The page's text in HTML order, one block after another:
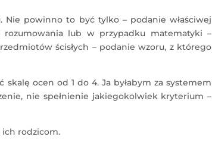
powinno to być tylko – podanie właściwej
lub w przypadku matematyki –
ścisłych – podanie wzoru, z którego
ocen od 1 do 4. Ja byłabym za systemem
nie spełnienie jakiegokolwiek kryterium –
rodzicom.